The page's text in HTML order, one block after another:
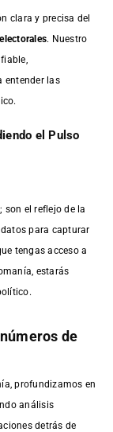
clara y precisa del
. Nuestro
entender las
el Pulso
; son el reflejo de la
para capturar
tengas acceso a
estarás
de
profundizamos en
análisis
detrás de